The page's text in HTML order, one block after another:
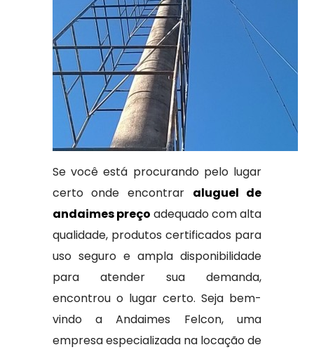
Se você está procurando pelo lugar
certo onde encontrar aluguel de
andaimes preço adequado com alta
qualidade, produtos certificados para
uso seguro e ampla disponibilidade
para atender sua demanda,
encontrou o lugar certo. Seja bem-
vindo a Andaimes Felcon, uma
empresa especializada na locação de